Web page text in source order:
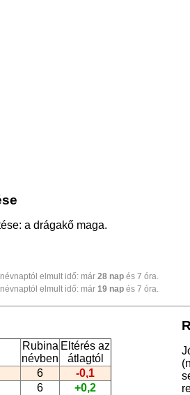
a drágakő maga.
névnaptól elmult idő: már 28 nap és 7 óra.
névnaptól elmult idő: már 19 nap és 7 óra.
Rubina
névben
Eltérés az
átlagtól
6
-0,1
6
+0,2